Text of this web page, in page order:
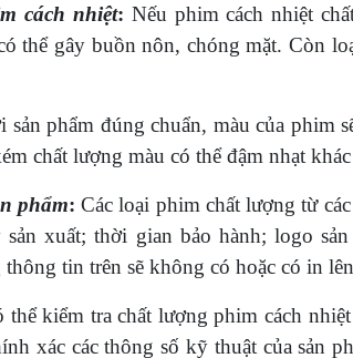
cách nhiệt: Nếu phim cách nhiệt
thể gây buồn nôn, chóng mặt. Còn
sản phẩm đúng chuẩn, màu của phim
chất lượng màu có thể đậm nhạt
phẩm: Các loại phim chất lượng từ
sản xuất; thời gian bảo hành; logo
tin trên sẽ không có hoặc có in
thể kiểm tra chất lượng phim cách
xác các thông số kỹ thuật của sản